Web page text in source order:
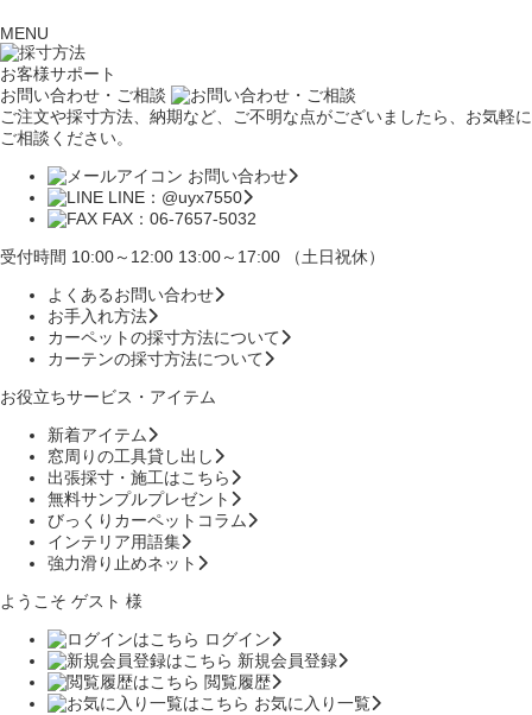
MENU
お客様サポート
お問い合わせ・ご相談
ご注文や採寸方法、納期など、ご不明な点がございましたら、お気軽に
ご相談ください。
お問い合わせ
LINE：@uyx7550
FAX：06-7657-5032
受付時間 10:00～12:00 13:00～17:00 （土日祝休）
よくあるお問い合わせ
お手入れ方法
カーペットの採寸方法について
カーテンの採寸方法について
お役立ちサービス・アイテム
新着アイテム
窓周りの工具貸し出し
出張採寸・施工はこちら
無料サンプルプレゼント
びっくりカーペットコラム
インテリア用語集
強力滑り止めネット
ようこそ ゲスト 様
ログイン
新規会員登録
閲覧履歴
お気に入り一覧